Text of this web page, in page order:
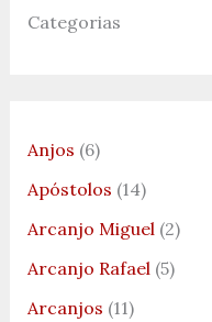
Categorias
Anjos (6)
Apóstolos (14)
Arcanjo Miguel(2)
Arcanjo Rafael(5)
Arcanjos (11)